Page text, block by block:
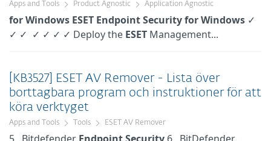
Apps and Tools Product Agnostic Application Agnostic
forWindows ESET EndpointSecurityforWindows ✓
✓ ✓ ✓ ✓ ✓ ✓ Deploy the ESET Management...
[KB3527] ESET AV Remover - Lista över
borttagbara program och instruktioner för att
köra verktyget
Apps and Tools Tools ESET AV Remover